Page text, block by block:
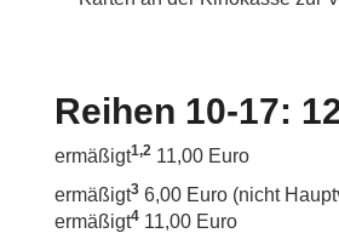
Reihen 10-17:
ermäßigt1,2 11,00 Euro
ermäßigt3 6,00 Euro (nicht
ermäßigt4 11,00 Euro